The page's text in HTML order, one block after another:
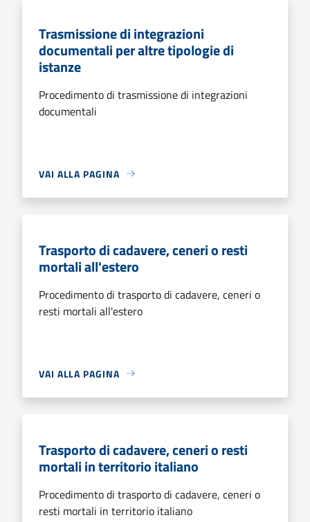
Trasmissione di integrazioni
documentali per altre tipologie di
istanze
Procedimento di trasmissione di integrazioni
documentali
VAI ALLA PAGINA
Trasporto di cadavere, ceneri o resti
mortali all'estero
Procedimento di trasporto di cadavere, ceneri o
resti mortali all'estero
VAI ALLA PAGINA
Trasporto di cadavere, ceneri o resti
mortali in territorio italiano
Procedimento di trasporto di cadavere, ceneri o
resti mortali in territorio italiano